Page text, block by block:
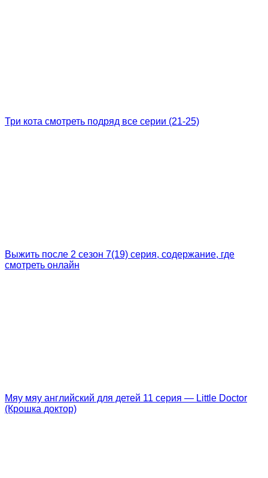
Три кота смотреть подряд все серии (21-25)
Выжить после 2 сезон 7(19) серия, содержание, где
смотреть онлайн
Мяу мяу английский для детей 11 серия — Little Doctor
(Крошка доктор)